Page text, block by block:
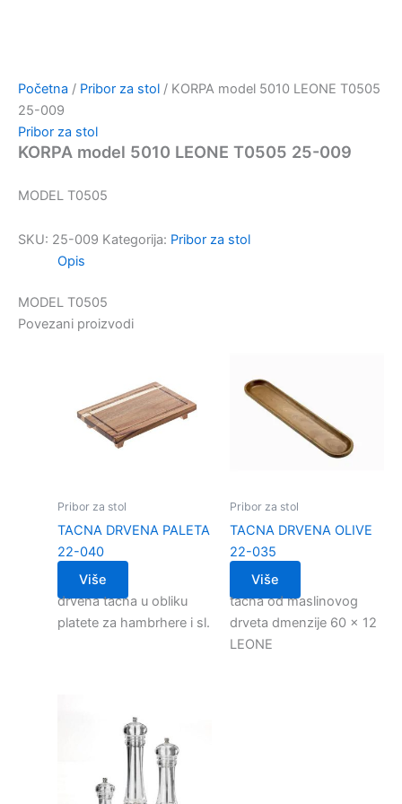
Početna / Pribor za stol / KORPA model 5010 LEONE T0505
25-009
Pribor za stol
KORPA model 5010 LEONE T0505 25-009
MODEL T0505
SKU: 25-009 Kategorija: Pribor za stol
Opis
MODEL T0505
Povezani proizvodi
Pribor za stol
TACNA DRVENA PALETA
22-040
Više
drvena tacna u obliku
platete za hambrhere i sl.
Pribor za stol
TACNA DRVENA OLIVE
22-035
Više
tacna od maslinovog
drveta dmenzije 60 x 12
LEONE